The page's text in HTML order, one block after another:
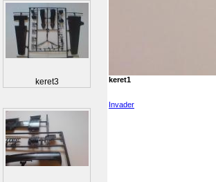
keret1
Invader
keret3